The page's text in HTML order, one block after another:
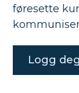
føresette
Logg